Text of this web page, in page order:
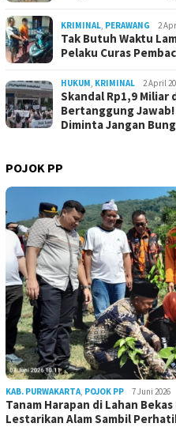
KRIMINAL PERAWANG 2
Tak Butuh Waktu
Pelaku Curas
HUKUM KRIMINAL 2 April
Skandal Rp1,9 Miliar
Bertanggung Jawab!
Diminta Jangan
POJOK PP
KAB. PURWAKARTA POJOK PP 7 Juni 2026
Tanam Harapan di Lahan
Lestarikan Alam Sambil